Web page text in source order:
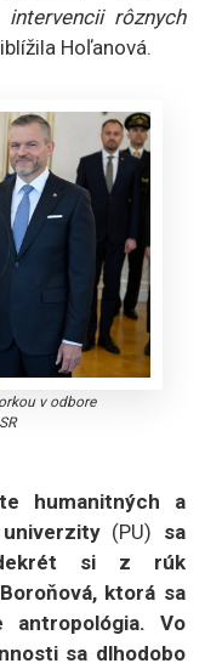
rôznych
Hoľanová.
v odbore
humanitných a
(PU) sa
dekrét si z rúk
ktorá sa
antropológia. Vo
sa dlhodobo